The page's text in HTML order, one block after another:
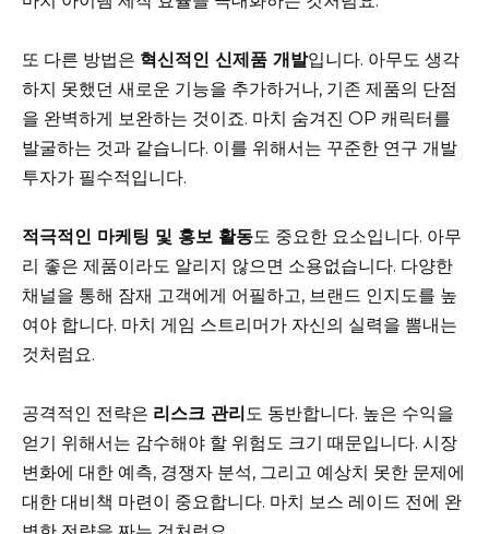
또 다른 방법은 혁신적인 신제품 개발입니다. 아무도 생각
하지 못했던 새로운 기능을 추가하거나, 기존 제품의 단점
을 완벽하게 보완하는 것이죠. 마치 숨겨진 OP 캐릭터를
발굴하는 것과 같습니다. 이를 위해서는 꾸준한 연구 개발
투자가 필수적입니다.
적극적인 마케팅 및 홍보 활동도 중요한 요소입니다. 아무
리 좋은 제품이라도 알리지 않으면 소용없습니다. 다양한
채널을 통해 잠재 고객에게 어필하고, 브랜드 인지도를 높
여야 합니다. 마치 게임 스트리머가 자신의 실력을 뽐내는
것처럼요.
공격적인 전략은 리스크 관리도 동반합니다. 높은 수익을
얻기 위해서는 감수해야 할 위험도 크기 때문입니다. 시장
변화에 대한 예측, 경쟁자 분석, 그리고 예상치 못한 문제에
대한 대비책 마련이 중요합니다. 마치 보스 레이드 전에 완